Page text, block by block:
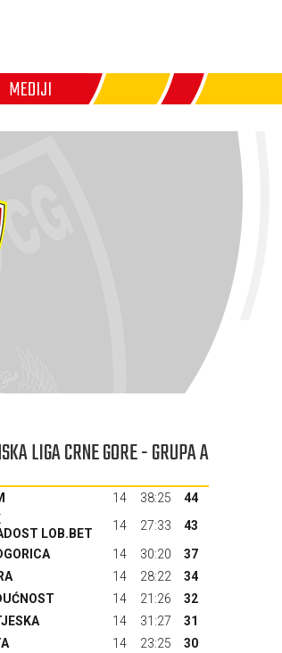
MEDIJI
LIGA CRNE GORE - GRUPA A
14 38:25
44
LOB.BET
14 27:33
43
14 30:20
37
14 28:22
34
14 21:26
32
14 31:27
31
14 23:25
30